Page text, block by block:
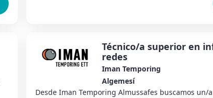
Técnico/a superior en
redes
Iman Temporing
Algemesí
Desde Iman Temporing Almussafes buscamos un/